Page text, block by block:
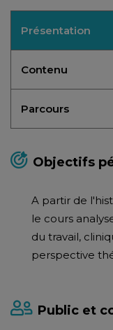
Présentation
Contenu
Parcours
Objectifs
A partir de
le cours
du travail,
perspective
Public et